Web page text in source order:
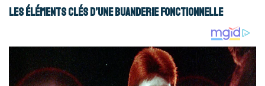
Les éléments clés d’une buanderie fonctionnelle